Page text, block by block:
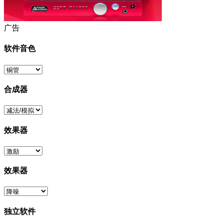
广告
软件音色
合成器
效果器
效果器
独立软件